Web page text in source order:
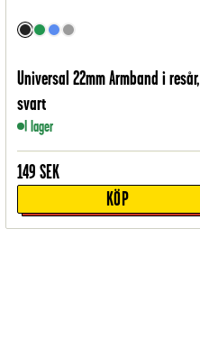
Universal 22mm Armband i resår,
svart
I lager
149 SEK
KÖP